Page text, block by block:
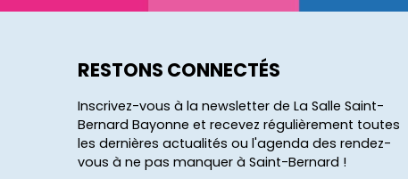
RESTONS CONNECTÉS
Inscrivez-vous à la newsletter de La Salle Saint-
Bernard Bayonne et recevez régulièrement toutes
les dernières actualités ou l'agenda des rendez-
vous à ne pas manquer à Saint-Bernard !